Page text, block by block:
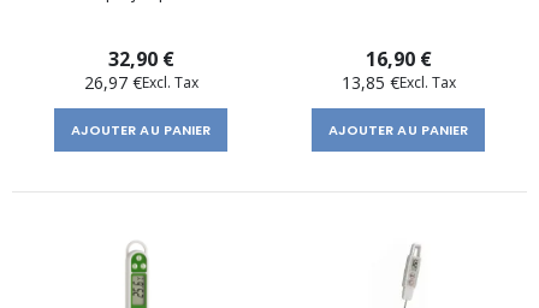
32,90 €
26,97 €
AJOUTER AU PANIER
16,90 €
13,85 €
AJOUTER AU PANIER